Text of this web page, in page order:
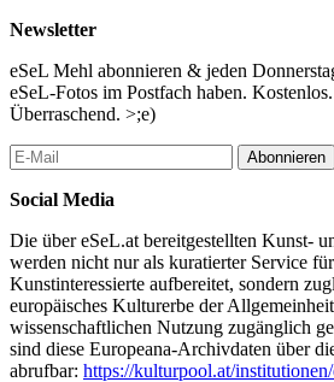
Newsletter
eSeL Mehl abonnieren & jeden
eSeL-Fotos im Postfach haben.
Überraschend. >;e)
Abonnieren
Social Media
Die über eSeL.at bereitgestellten Kunst-
werden nicht nur als kuratierter Service
Kunstinteressierte aufbereitet, sondern
europäisches Kulturerbe der
wissenschaftlichen Nutzung zugänglich
sind diese Europeana-Archivdaten über
abrufbar: https://kulturpool.at/institutionen/